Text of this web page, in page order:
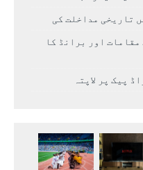
تاریخی مداخلت کی
کے کرکٹ ورلڈ کپ 2027 کے مقامات اور برانڈ کا